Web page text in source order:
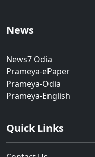
News
News7 Odia
Prameya-ePaper
Prameya-Odia
Prameya-English
Quick Links